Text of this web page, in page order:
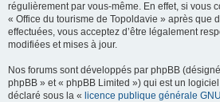
régulièrement par vous-même. En effet, si vous
« Office du tourisme de Topoldavie » après que
effectuées, vous acceptez d’être légalement
modifiées et mises à jour.
Nos forums sont développés par phpBB
phpBB » et « phpBB Limited ») qui est un
déclaré sous la « licence publique générale